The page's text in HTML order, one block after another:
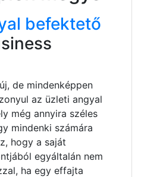
befektető
de mindenképpen
az üzleti angyal
még annyira széles
mindenki számára
hogy a saját
egyáltalán nem
ha egy effajta